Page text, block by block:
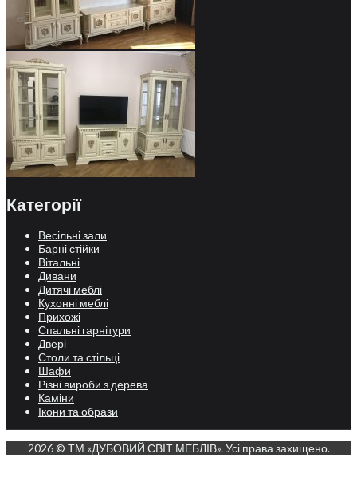
Категорії
Весільні зали
Барні стійки
Вітальні
Дивани
Дитячі меблі
Кухонні меблі
Прихожі
Спальні гарнітури
Двері
Столи та стільці
Шафи
Різні вироби з дерева
Каміни
Ікони та образи
2026 © ТМ «ДУБОВИЙ СВІТ МЕБЛІВ». Усі права захищено.